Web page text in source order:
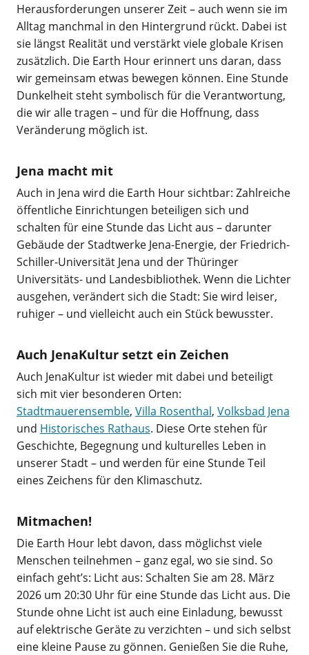
Herausforderungen unserer Zeit – auch wenn sie im
Alltag manchmal in den Hintergrund rückt. Dabei ist
sie längst Realität und verstärkt viele globale Krisen
zusätzlich. Die Earth Hour erinnert uns daran, dass
wir gemeinsam etwas bewegen können. Eine Stunde
Dunkelheit steht symbolisch für die Verantwortung,
die wir alle tragen – und für die Hoffnung, dass
Veränderung möglich ist.
Jena macht mit
Auch in Jena wird die Earth Hour sichtbar: Zahlreiche
öffentliche Einrichtungen beteiligen sich und
schalten für eine Stunde das Licht aus – darunter
Gebäude der Stadtwerke Jena-Energie, der Friedrich-
Schiller-Universität Jena und der Thüringer
Universitäts- und Landesbibliothek. Wenn die Lichter
ausgehen, verändert sich die Stadt: Sie wird leiser,
ruhiger – und vielleicht auch ein Stück bewusster.
Auch JenaKultur setzt ein Zeichen
Auch JenaKultur ist wieder mit dabei und beteiligt
sich mit vier besonderen Orten:
Stadtmauerensemble, Villa Rosenthal, Volksbad Jena
und Historisches Rathaus. Diese Orte stehen für
Geschichte, Begegnung und kulturelles Leben in
unserer Stadt – und werden für eine Stunde Teil
eines Zeichens für den Klimaschutz.
Mitmachen!
Die Earth Hour lebt davon, dass möglichst viele
Menschen teilnehmen – ganz egal, wo sie sind. So
einfach geht’s: Licht aus: Schalten Sie am 28. März
2026 um 20:30 Uhr für eine Stunde das Licht aus. Die
Stunde ohne Licht ist auch eine Einladung, bewusst
auf elektrische Geräte zu verzichten – und sich selbst
eine kleine Pause zu gönnen. Genießen Sie die Ruhe,